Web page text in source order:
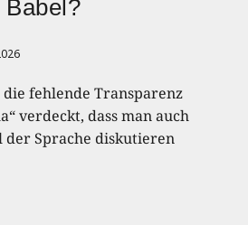
fehlende Transparenz
verdeckt, dass man auch
der Sprache diskutieren